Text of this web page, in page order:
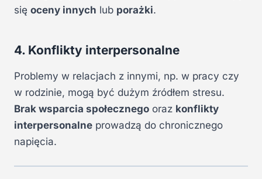
się oceny innych lub porażki.
4. Konflikty interpersonalne
Problemy w relacjach z innymi, np. w pracy czy
w rodzinie, mogą być dużym źródłem stresu.
Brak wsparcia społecznego oraz konflikty
interpersonalne prowadzą do chronicznego
napięcia.